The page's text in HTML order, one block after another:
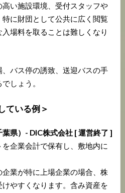
い施設環境、受付スタッフや
に財団として公共に広く閲覧
場料を取ることは難しくなり
バス停の誘致、送迎バスの手
しょう。
ている例＞
葉県）- DIC株式会社 [ 運営終了 ]
を企業会計で保有し、敷地内に
企業が特に上場企業の場合、株
やすくなります。含み資産を